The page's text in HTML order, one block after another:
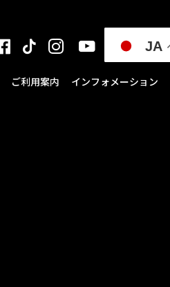
JA
ご利用案内 インフォメーション